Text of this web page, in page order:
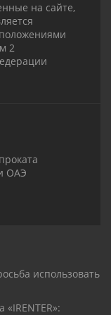
на сайте,
2
ОАЭ
использовать